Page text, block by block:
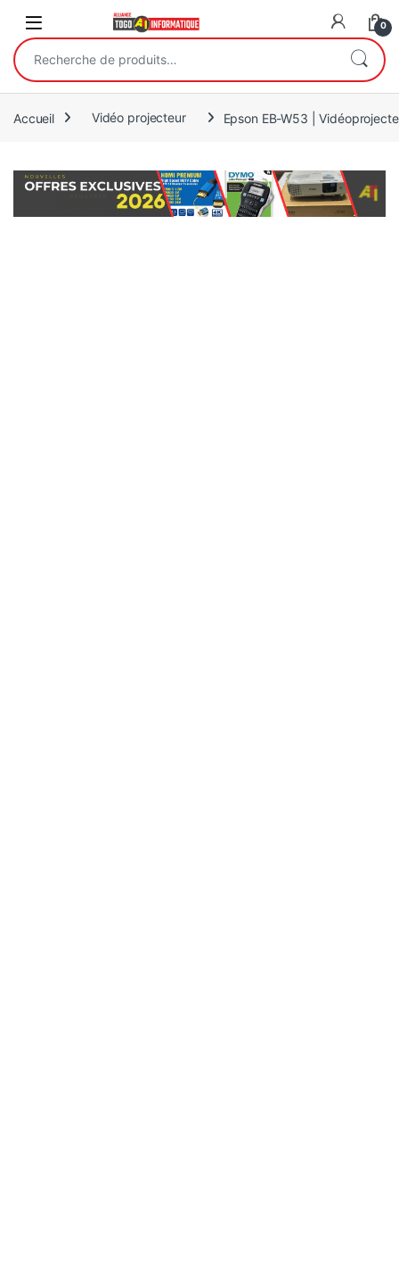
Open 0
Recherche pour :
Accueil Vidéo projecteur Epson EB-W53 |